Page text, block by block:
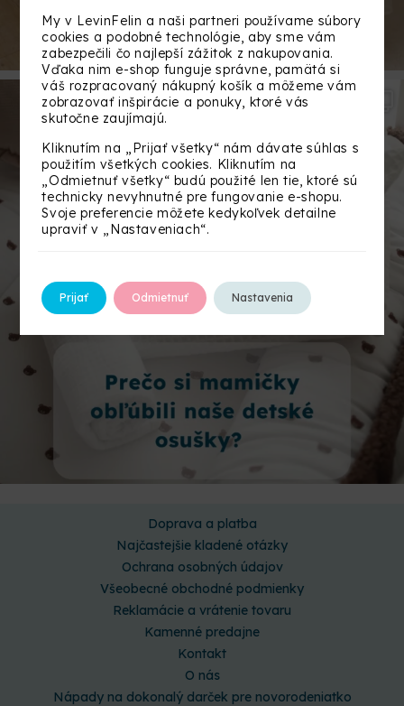
Doprava a platba
Najčastejšie kladené otázky
Ochrana osobných údajov
Všeobecné obchodné podmienky
Reklamácie a vrátenie tovaru
Kamenné predajne
Kontakt
O nás
Nápady na dokonalý darček pre novorodeniatko
My v LevinFelin a naši partneri používame súbory
cookies a podobné technológie, aby sme vám
zabezpečili čo najlepší zážitok z nakupovania.
Vďaka nim e-shop funguje správne, pamätá si
váš rozpracovaný nákupný košík a môžeme vám
zobrazovať inšpirácie a ponuky, ktoré vás
skutočne zaujímajú.
Kliknutím na „Prijať všetky“ nám dávate súhlas s
použitím všetkých cookies. Kliknutím na
„Odmietnuť všetky“ budú použité len tie, ktoré sú
technicky nevyhnutné pre fungovanie e-shopu.
Svoje preferencie môžete kedykoľvek detailne
upraviť v „Nastaveniach“.
Prijať Odmietnuť Nastavenia